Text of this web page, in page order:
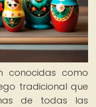
conocidas como
tradicional que
de todas las